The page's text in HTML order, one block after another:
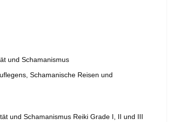
und Schamanismus
Schamanische Reisen und
und Schamanismus Reiki Grade I, II und III